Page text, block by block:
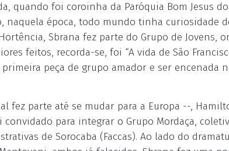
quando foi coroinha da Paróquia Bom Jesus
naquela época, todo mundo tinha curiosidade
Sbrana fez parte do Grupo de Jovens,
feitos, recorda-se, foi “A vida de São
peça de grupo amador e ser encenada
fez parte até se mudar para a Europa --,
para integrar o Grupo Mordaça,
de Sorocaba (Faccas). Ao lado do